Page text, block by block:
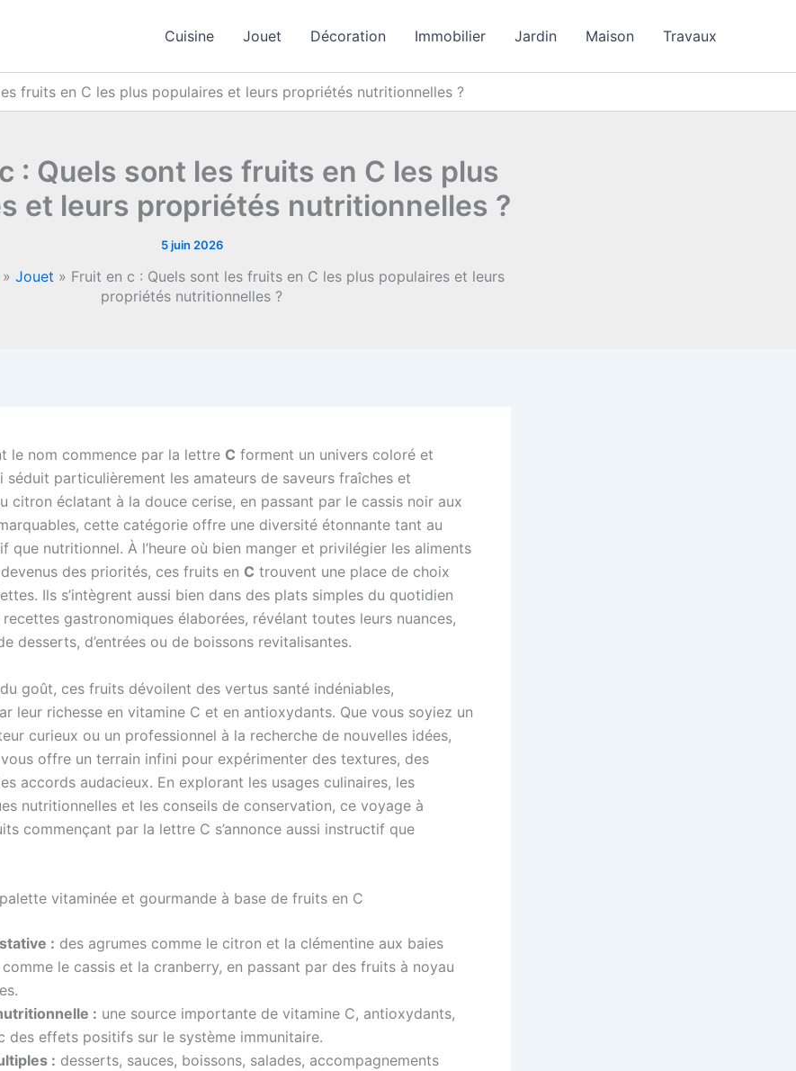
Cuisine Jouet Décoration Immobilier Jardin Maison Travaux
fruits en C les plus populaires et leurs propriétés nutritionnelles ?
: Quels sont les fruits en C les plus
et leurs propriétés nutritionnelles ?
5 juin 2026
» Jouet » Fruit en c : Quels sont les fruits en C les plus populaires et leurs
propriétés nutritionnelles ?
le nom commence par la lettre C forment un univers coloré et
séduit particulièrement les amateurs de saveurs fraîches et
citron éclatant à la douce cerise, en passant par le cassis noir aux
cette catégorie offre une diversité étonnante tant au
que nutritionnel. À l’heure où bien manger et privilégier les aliments
des priorités, ces fruits en C trouvent une place de choix
Ils s’intègrent aussi bien dans des plats simples du quotidien
gastronomiques élaborées, révélant toutes leurs nuances,
de desserts, d’entrées ou de boissons revitalisantes.
goût, ces fruits dévoilent des vertus santé indéniables,
leur richesse en vitamine C et en antioxydants. Que vous soyiez un
curieux ou un professionnel à la recherche de nouvelles idées,
offre un terrain infini pour expérimenter des textures, des
accords audacieux. En explorant les usages culinaires, les
nutritionnelles et les conseils de conservation, ce voyage à
commençant par la lettre C s’annonce aussi instructif que
vitaminée et gourmande à base de fruits en C
: des agrumes comme le citron et la clémentine aux baies
le cassis et la cranberry, en passant par des fruits à noyau
: une source importante de vitamine C, antioxydants,
des effets positifs sur le système immunitaire.
: desserts, sauces, boissons, salades, accompagnements